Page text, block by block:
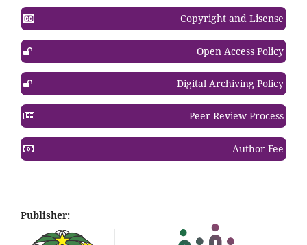
Copyright and Lisense
Open Access Policy
Digital Archiving Policy
Peer Review Process
Author Fee
Publisher: